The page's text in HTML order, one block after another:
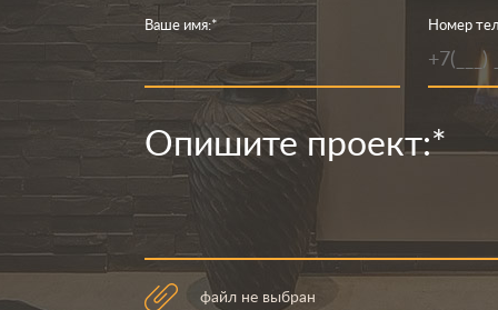
Ваше имя:* Номер
Опишите проект:*
файл не выбран